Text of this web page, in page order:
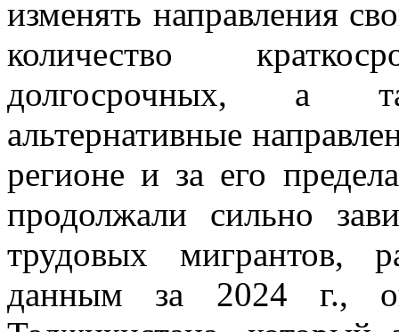
изменять направления
количество
долгосрочных, а
альтернативные
регионе и за его
продолжали сильно
трудовых мигрантов,
данным за 2024 г.,